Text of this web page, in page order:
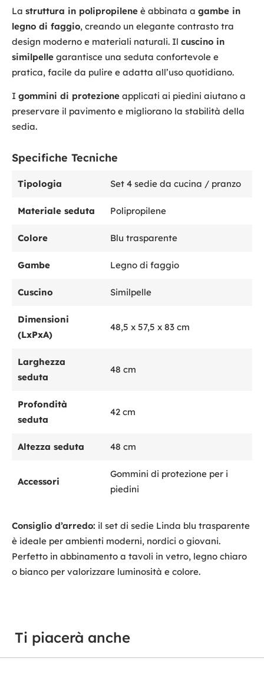
La struttura in polipropilene è abbinata a gambe in
legno di faggio, creando un elegante contrasto tra
design moderno e materiali naturali. Il cuscino in
similpelle garantisce una seduta confortevole e
pratica, facile da pulire e adatta all’uso quotidiano.
I gommini di protezione applicati ai piedini aiutano a
preservare il pavimento e migliorano la stabilità della
sedia.
Specifiche Tecniche
Tipologia Set 4 sedie da cucina / pranzo
Materiale seduta Polipropilene
Colore Blu trasparente
Gambe Legno di faggio
Cuscino Similpelle
Dimensioni
(LxPxA)
48,5 x 57,5 x 83 cm
Larghezza
seduta
48 cm
Profondità
seduta
42 cm
Altezza seduta 48 cm
Accessori
Gommini di protezione per i
piedini
Consiglio d’arredo: il set di sedie Linda blu trasparente
è ideale per ambienti moderni, nordici o giovani.
Perfetto in abbinamento a tavoli in vetro, legno chiaro
o bianco per valorizzare luminosità e colore.
Ti piacerà anche